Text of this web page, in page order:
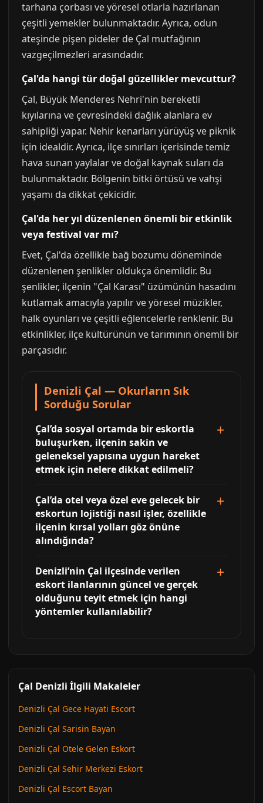
tarhana çorbası ve yöresel otlarla hazırlanan
çeşitli yemekler bulunmaktadır. Ayrıca, odun
ateşinde pişen pideler de Çal mutfağının
vazgeçilmezleri arasındadır.
Çal'da hangi tür doğal güzellikler mevcuttur?
Çal, Büyük Menderes Nehri'nin bereketli
kıyılarına ve çevresindeki dağlık alanlara ev
sahipliği yapar. Nehir kenarları yürüyüş ve piknik
için idealdir. Ayrıca, ilçe sınırları içerisinde temiz
hava sunan yaylalar ve doğal kaynak suları da
bulunmaktadır. Bölgenin bitki örtüsü ve vahşi
yaşamı da dikkat çekicidir.
Çal'da her yıl düzenlenen önemli bir etkinlik
veya festival var mı?
Evet, Çal'da özellikle bağ bozumu döneminde
düzenlenen şenlikler oldukça önemlidir. Bu
şenlikler, ilçenin "Çal Karası" üzümünün hasadını
kutlamak amacıyla yapılır ve yöresel müzikler,
halk oyunları ve çeşitli eğlencelerle renklenir. Bu
etkinlikler, ilçe kültürünün ve tarımının önemli bir
parçasıdır.
Denizli Çal — Okurların Sık
Sorduğu Sorular
Çal’da sosyal ortamda bir eskortla
buluşurken, ilçenin sakin ve
geleneksel yapısına uygun hareket
etmek için nelere dikkat edilmeli?
Çal’da otel veya özel eve gelecek bir
eskortun lojistiği nasıl işler, özellikle
ilçenin kırsal yolları göz önüne
alındığında?
Denizli’nin Çal ilçesinde verilen
eskort ilanlarının güncel ve gerçek
olduğunu teyit etmek için hangi
yöntemler kullanılabilir?
Çal Denizli İlgili Makaleler
Denizli Çal Gece Hayati Escort
Denizli Çal Sarisin Bayan
Denizli Çal Otele Gelen Eskort
Denizli Çal Sehir Merkezi Eskort
Denizli Çal Escort Bayan